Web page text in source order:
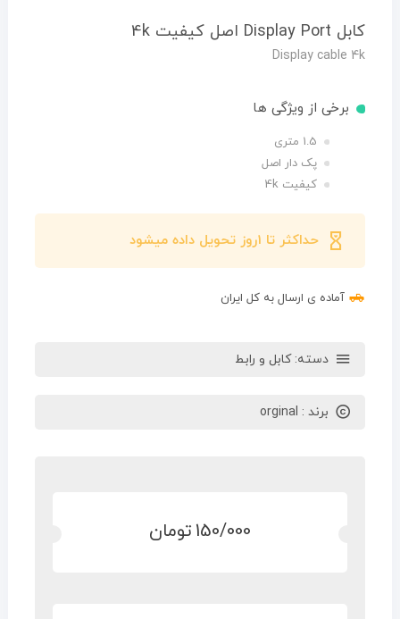
کابل Display Port اصل کیفیت 4k
Display cable 4k
برخی از ویژگی ها
1.5 متری
پک دار اصل
کیفیت 4k
حداکثر تا 1روز تحویل داده میشود
آماده ی ارسال به کل ایران
دسته:کابل و رابط
برند : orginal
150/000 تومان